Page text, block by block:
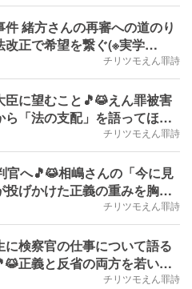
件 緒方さんの再審への道のり
改正で希望を繋ぐ(※実学
チリツモえん罪詩
臣に望むこと🎵😹えん罪被害
ら「法の支配」を語ってほし
チリツモえん罪詩
官へ🎵😹相嶋さんの「今に見
投げかけた正義の重みを胸に
6/23(月)～,B.D.+291)
チリツモえん罪詩
に検察官の仕事について語る
正義と反省の両方を若い人
学No.93,B.D.+290)チリツモえん罪詩